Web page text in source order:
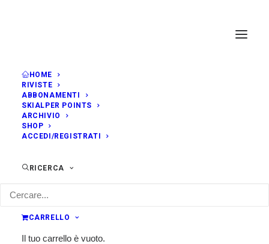
HOME
RIVISTE
ABBONAMENTI
SKIALPER POINTS
ARCHIVIO
SHOP
ACCEDI/REGISTRATI
RICERCA
CARRELLO
Il tuo carrello è vuoto.